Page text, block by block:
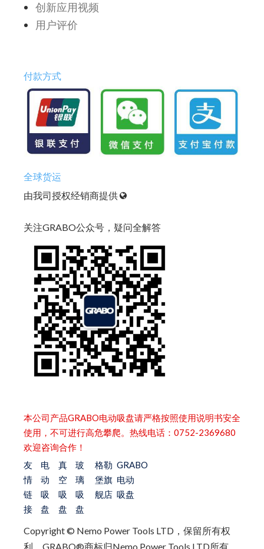
创新应用视频
用户评价
付款方式
全球货运
由我司授权经销商提供
关注GRABO公众号，疑问全解答
本公司产品GRABO电动吸盘请严格按照使用说明书安全
使用，不可进行高危攀爬。热线电话：0752-2369680
欢迎咨询合作！
友
情
链
接
电
动
吸
盘
真
空
吸
盘
玻
璃
吸
盘
格勒
堡旗
舰店
GRABO
电动
吸盘
Copyright © Nemo Power Tools LTD，保留所有权
利。 GRABO®商标归Nemo Power Tools LTD所有，